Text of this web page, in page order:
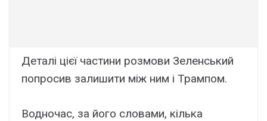
Деталі цієї частини розмови Зеленський
попросив залишити між ним і Трампом.
Водночас, за його словами, кілька